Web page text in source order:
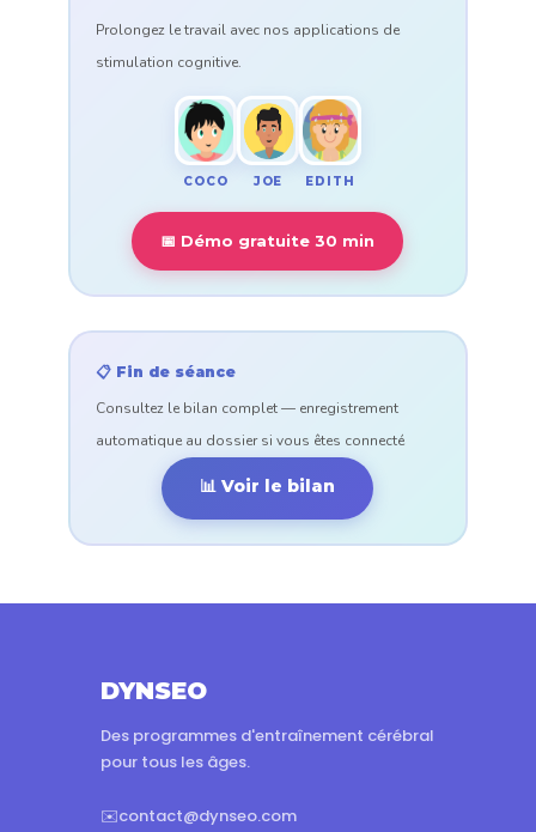
Prolongez le travail avec nos applications de
stimulation cognitive.
COCO JOE EDITH
📅 Démo gratuite 30 min
📋 Fin de séance
Consultez le bilan complet — enregistrement
automatique au dossier si vous êtes connecté
📊 Voir le bilan
DYNSEO
Des programmes d'entraînement cérébral
pour tous les âges.
✉️contact@dynseo.com